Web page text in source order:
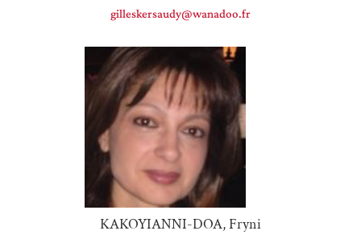
gilleskersaudy@wanadoo.fr
KAKOYIANNI-DOA, Fryni